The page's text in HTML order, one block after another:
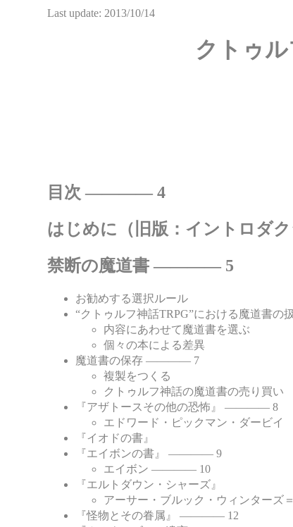
Last update: 2013/10/14
クトゥ
目次 ―――― 4
はじめに（旧版：イントロダク
禁断の魔道書 ―――― 5
お勧めする選択ルール
“クトゥルフ神話TRPG”における魔道書
内容にあわせて魔道書を選ぶ
個々の本による差異
魔道書の保存 ―――― 7
複製をつくる
クトゥルフ神話の魔道書の売り買い
『アザトースその他の恐怖』 ―――― 8
エドワード・ピックマン・ダービイ
『イオドの書』
『エイボンの書』 ―――― 9
エイボン ―――― 10
『エルトダウン・シャーズ』
アーサー・ブルック・ウィンター
『怪物とその眷属』 ―――― 12